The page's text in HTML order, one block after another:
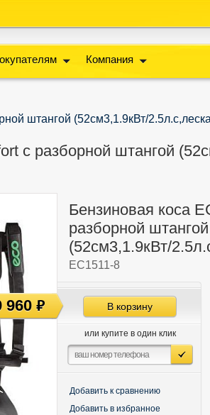
Компания
штангой (52см3,1.9кВт/
с разборной штангой
Бензиновая коса
разборной штангой
(52см3,1.9кВт/
EC1511-8
В корзину
или купите в один клик
Добавить к сравнению
Добавить в избранное
960руб